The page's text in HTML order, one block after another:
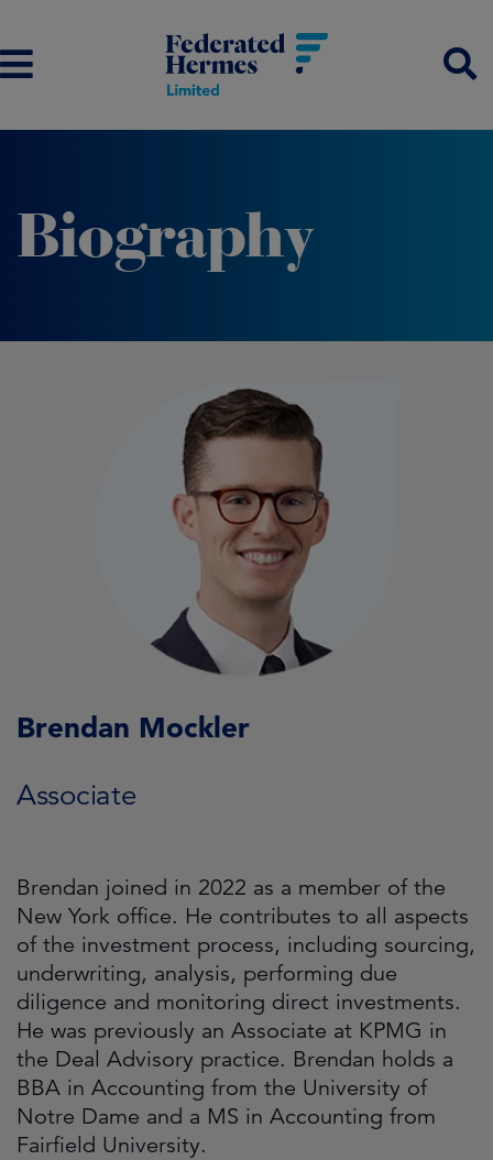
Biography
Brendan Mockler
Associate
Brendan joined in 2022 as a member of the
New York office. He contributes to all aspects
of the investment process, including sourcing,
underwriting, analysis, performing due
diligence and monitoring direct investments.
He was previously an Associate at KPMG in
the Deal Advisory practice. Brendan holds a
BBA in Accounting from the University of
Notre Dame and a MS in Accounting from
Fairfield University.